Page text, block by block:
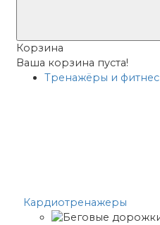
Корзина
Ваша корзина пуста!
Тренажёры и фитнес
Кардиотренажеры